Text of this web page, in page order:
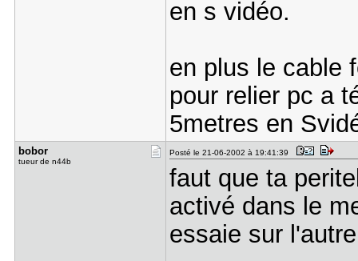
en s vidéo.
en plus le cable
pour relier pc a
5metres en
bobor
tueur de n44b
Posté le 21-06-2002 à 19:41:39
faut que ta
activé dans le
essaie sur